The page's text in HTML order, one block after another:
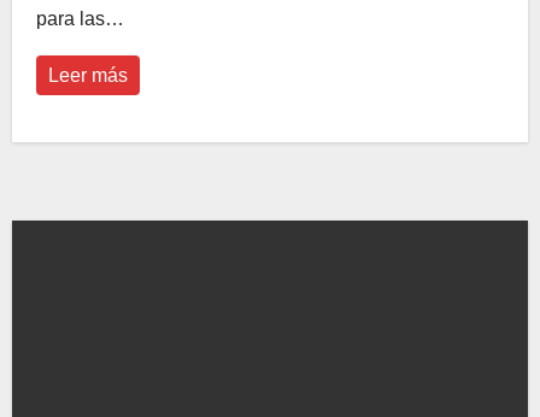
para las…
Leer más